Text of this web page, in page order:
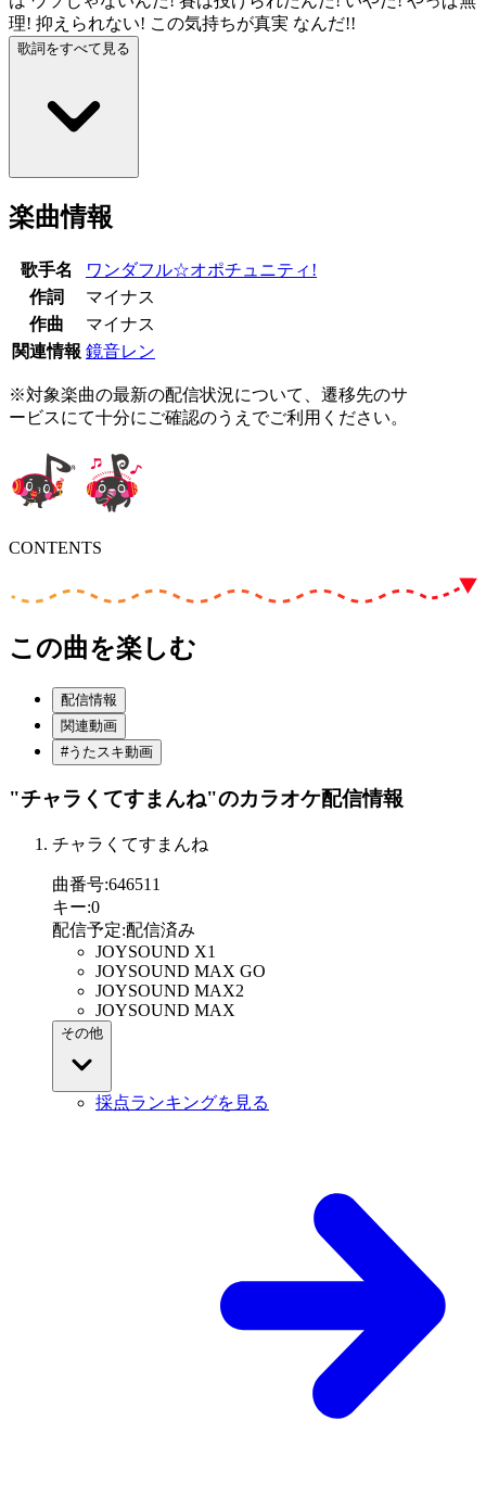
理! 抑えられない! この気持ちが真実 なんだ!!
歌詞をすべて見る
楽曲情報
歌手名
ワンダフル☆オポチュニティ!
作詞
マイナス
作曲
マイナス
関連情報 鏡音レン
※対象楽曲の最新の配信状況について、遷移先のサ
ービスにて十分にご確認のうえでご利用ください。
CONTENTS
この曲を楽しむ
配信情報
関連動画
#うたスキ動画
"チャラくてすまんね"のカラオケ配信情報
チャラくてすまんね
曲番号:646511
キー:0
配信予定:配信済み
JOYSOUND X1
JOYSOUND MAX GO
JOYSOUND MAX2
JOYSOUND MAX
その他
採点ランキングを見る